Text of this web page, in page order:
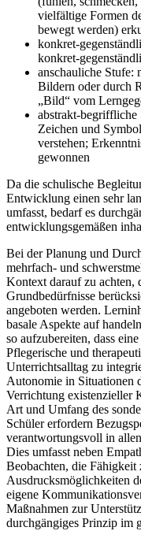
vielfältige Formen
bewegt werden)
konkret-
konkret-
anschauliche
Bildern oder durch
„Bild“ vom
abstrakt-
Zeichen und
verstehen;
gewonnen
Da die schulische
Entwicklung einen sehr
umfasst, bedarf es
entwicklungsgemäßen
Bei der Planung und
mehrfach- und
Kontext darauf zu achten,
Grundbedürfnisse
angeboten werden.
basale Aspekte auf
so aufzubereiten, dass
Pflegerische und
Unterrichtsalltag zu
Autonomie in Situationen
Verrichtung existenzieller
Art und Umfang des
Schüler erfordern
verantwortungsvoll in
Dies umfasst neben
Beobachten, die
Ausdrucksmöglichkeiten
eigene
Maßnahmen zur
durchgängiges Prinzip im